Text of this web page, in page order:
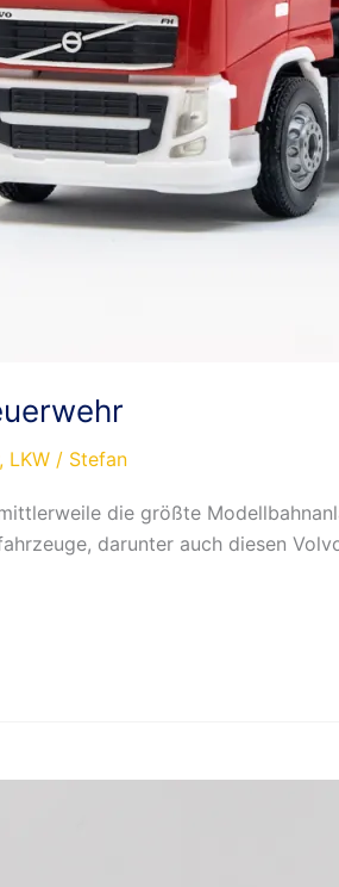
, LKW / Stefan
die größte
darunter auch diesen